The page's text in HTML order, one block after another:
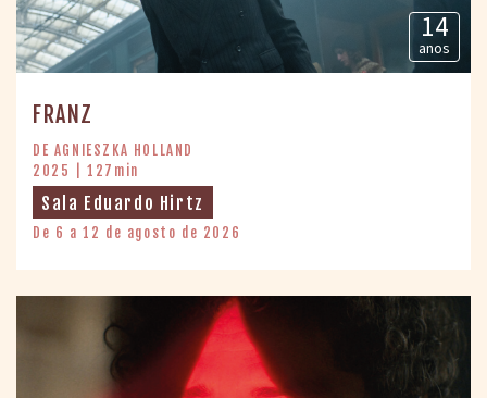
14
anos
FRANZ
DE AGNIESZKA HOLLAND
2025 | 127min
Sala Eduardo Hirtz
De 6 a 12 de agosto de 2026